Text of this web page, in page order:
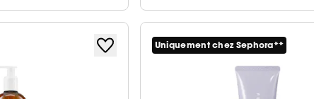
Uniquement chez Sephora**